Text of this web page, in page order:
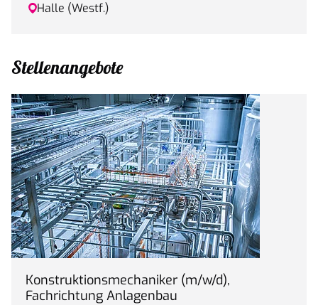
Halle (Westf.)
Stellenangebote
Konstruktionsmechaniker (m/w/d),
Fachrichtung Anlagenbau